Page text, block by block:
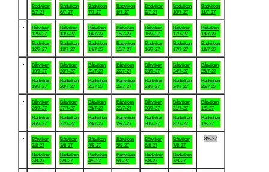
Badviken
5/7-27
Badviken
6/7-27
Badviken
7/7-27
Badviken
8/7-27
Badviken
9/7-27
Badviken
10/7-27
Badviken
11/7-27
Båtviken
12/7-27
Badviken
12/7-27
Båtviken
13/7-27
Badviken
13/7-27
Båtviken
14/7-27
Badviken
14/7-27
Båtviken
15/7-27
Badviken
15/7-27
Båtviken
16/7-27
Badviken
16/7-27
Båtviken
17/7-27
Badviken
17/7-27
Båtviken
18/7-27
Badviken
18/7-27
Båtviken
19/7-27
Badviken
19/7-27
Båtviken
20/7-27
Badviken
20/7-27
Båtviken
21/7-27
Badviken
21/7-27
Båtviken
22/7-27
Badviken
22/7-27
Båtviken
23/7-27
Badviken
23/7-27
Båtviken
24/7-27
Badviken
24/7-27
Båtviken
25/7-27
Badviken
25/7-27
Båtviken
26/7-27
Badviken
26/7-27
Båtviken
27/7-27
Badviken
27/7-27
Båtviken
28/7-27
Badviken
28/7-27
Båtviken
29/7-27
Badviken
29/7-27
Båtviken
30/7-27
Badviken
30/7-27
Båtviken
31/7-27
Badviken
31/7-27
Båtviken
1/8-27
Badviken
1/8-27
Båtviken
2/8-27
Badviken
2/8-27
Båtviken
3/8-27
Badviken
3/8-27
Båtviken
4/8-27
Badviken
4/8-27
Båtviken
5/8-27
Badviken
5/8-27
Båtviken
6/8-27
Badviken
6/8-27
Båtviken
7/8-27
Badviken
7/8-27
8/8-27